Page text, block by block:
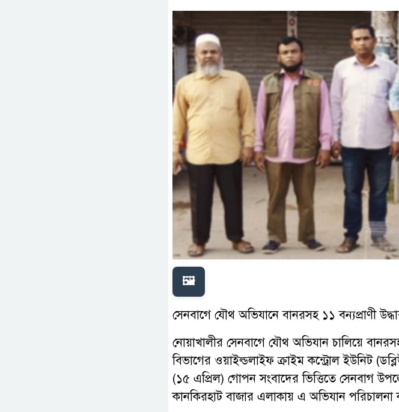
🖼️
সেনবাগে যৌথ অভিযানে বানরসহ ১১ বন্যপ্রাণী
নোয়াখালীর সেনবাগে যৌথ অভিযান চালিয়ে
বিভাগের ওয়াইল্ডলাইফ ক্রাইম কন্ট্রোল ইউনিট
(১৫ এপ্রিল) গোপন সংবাদের ভিত্তিতে সেনবাগ
কানকিরহাট বাজার এলাকায় এ অভিযান পরিচালনা